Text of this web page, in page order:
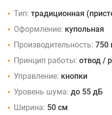
Тип: традиционная
Оформление: купольная
Производительность: 750
Принцип работы: отвод /
Управление: кнопки
Уровень шума: до 55 дБ
Ширина: 50 см